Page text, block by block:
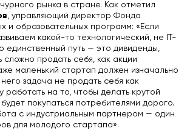
рынка в стране. Как отметил
, управляющий директор Фонда
и образовательных программ: «Если
какой-то технологический, не IT-
единственный путь — это дивиденды,
сложно продать себя, как акции
маленький стартап должен изначально
него задача не продать себя как
работать на то, чтобы делать крутой
покупаться потребителями дорого.
с индустриальным партнером — один
для молодого стартапа».